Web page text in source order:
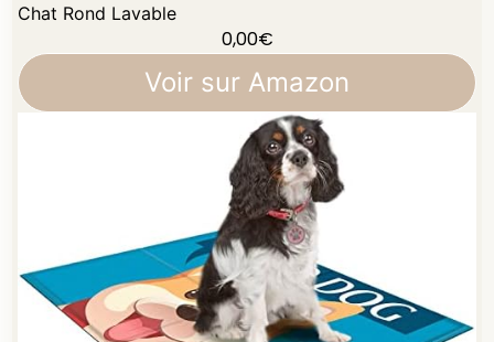
Chat Rond Lavable
0,00€
Voir sur Amazon